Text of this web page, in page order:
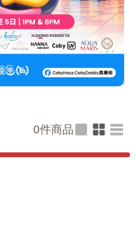
0件商品